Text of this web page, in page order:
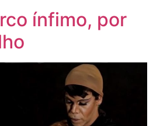
ínfimo, por